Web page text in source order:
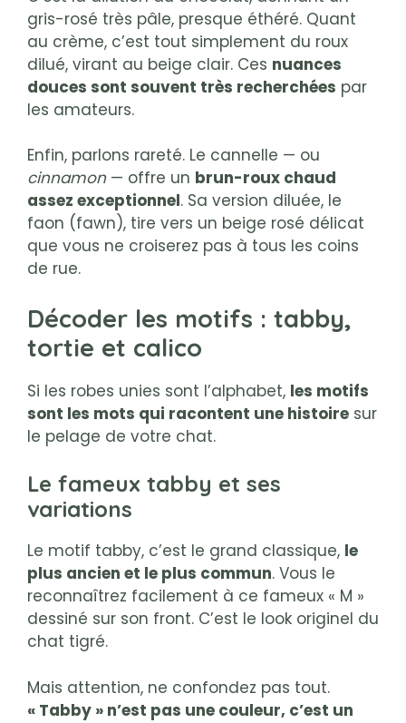
gris-rosé très pâle, presque éthéré. Quant
au crème, c’est tout simplement du roux
dilué, virant au beige clair. Ces nuances
douces sont souvent très recherchées par
les amateurs.
Enfin, parlons rareté. Le cannelle — ou
cinnamon— offre un brun-roux chaud
assez exceptionnel. Sa version diluée, le
faon (fawn), tire vers un beige rosé délicat
que vous ne croiserez pas à tous les coins
de rue.
Décoder les motifs : tabby,
tortie et calico
Si les robes unies sont l’alphabet, les motifs
sont les mots qui racontent une histoire sur
le pelage de votre chat.
Le fameux tabby et ses
variations
Le motif tabby, c’est le grand classique, le
plus ancien et le plus commun. Vous le
reconnaîtrez facilement à ce fameux « M »
dessiné sur son front. C’est le look originel du
chat tigré.
Mais attention, ne confondez pas tout.
« Tabby » n’est pas une couleur, c’est un